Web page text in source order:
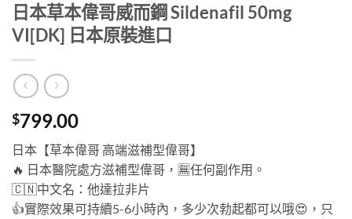
日本草本偉哥威而鋼 Sildenafil 50mg
VI[DK] 日本原裝進口
$799.00
日本【草本偉哥 高端滋補型偉哥】
🔥 日本醫院處方滋補型偉哥， 🈚任何副作用。
🇨🇳中文名：他達拉非片
👍實際效果可持續5-6小時內，多少次勃起都可以哦😍 ，只